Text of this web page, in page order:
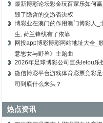
最新博彩论坛彩金玩百家乐如何
毁了隐含的交游否决权
博彩业在澳门的作用澳门博彩人_
生, 荷兰锋线有了依靠
网投app博彩博彩网站地址大全_
意思女与野兽》主题曲
2026年足球博彩公司巨头letou乐
微信博彩平台游戏体育彩票竞彩足
司到底什么来头？
热点资讯